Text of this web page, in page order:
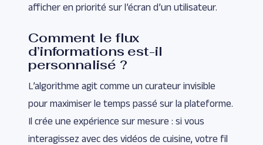
afficher en priorité sur l’écran d’un utilisateur.
Comment le flux
d’informations est-il
personnalisé ?
L’algorithme agit comme un curateur invisible
pour maximiser le temps passé sur la plateforme.
Il crée une expérience sur mesure : si vous
interagissez avec des vidéos de cuisine, votre fil